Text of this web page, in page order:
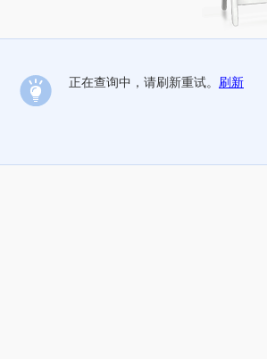
正在查询中，请刷新重试。 刷新